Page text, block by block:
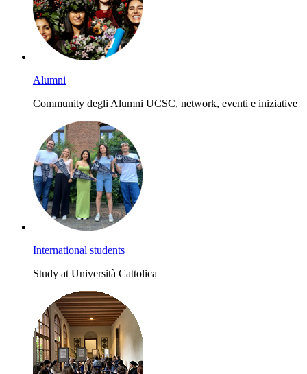
Alumni
Community degli Alumni UCSC, network, eventi e iniziative
International students
Study at Università Cattolica